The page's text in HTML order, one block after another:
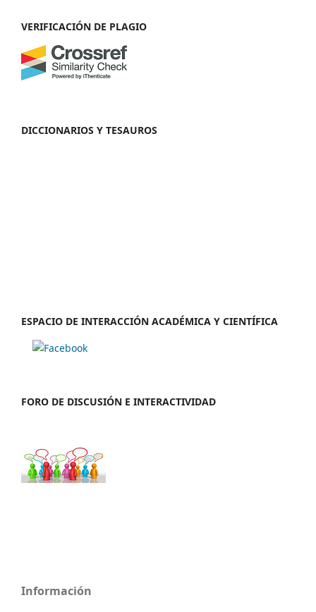
VERIFICACIÓN DE PLAGIO
DICCIONARIOS Y TESAUROS
ESPACIO DE INTERACCIÓN ACADÉMICA Y CIENTÍFICA
FORO DE DISCUSIÓN E INTERACTIVIDAD
Información